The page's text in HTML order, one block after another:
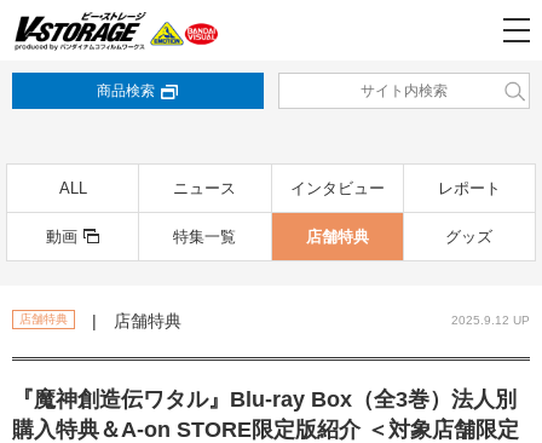
商品検索
ALL ニュース インタビュー レポート
動画 特集一覧 店舗特典 グッズ
店舗特典 | 店舗特典 2025.9.12 UP
『魔神創造伝ワタル』Blu-ray Box（全3巻）法人別
購入特典＆A-on STORE限定版紹介 ＜対象店舗限定